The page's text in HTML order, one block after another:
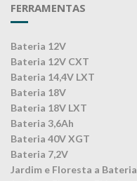
FERRAMENTAS
Bateria 12V
Bateria 12V CXT
Bateria 14,4V LXT
Bateria 18V
Bateria 18V LXT
Bateria 3,6Ah
Bateria 40V XGT
Bateria 7,2V
Jardim e Floresta a Bateria